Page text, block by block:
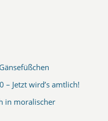
– Jetzt wird’s amtlich!
in moralischer